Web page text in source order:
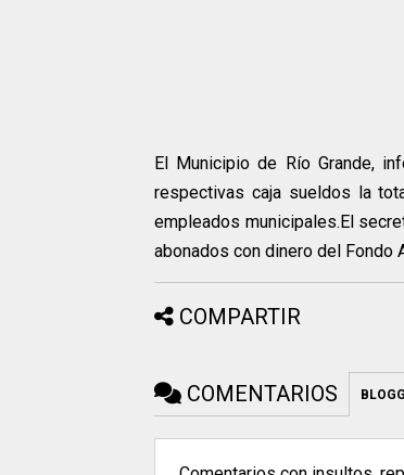
El Municipio de Río Grande,
respectivas caja sueldos la
empleados municipales.El
abonados con dinero del Fondo
COMPARTIR
COMENTARIOS